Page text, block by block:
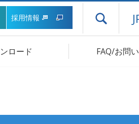
採用情報 ドロ
ロード FAQ/お問